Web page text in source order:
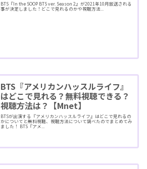
BTS『In the SOOP BTS ver. Season 2』が2021年10月放送される
事が決定しました！どこで見れるのかや視聴方法...
BTS『アメリカンハッスルライフ』
はどこで見れる？無料視聴できる？
視聴方法は？【Mnet】
BTSが出演する『アメリカンハッスルライフ』はどこで見れるの
かについてと無料視聴、視聴方法について調べたのでまとめてみ
ました！ BTS『アメ...